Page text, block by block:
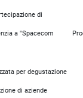
di
a "Spacecom
per degustazione
di aziende